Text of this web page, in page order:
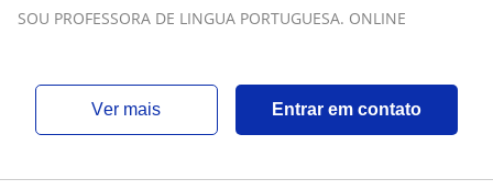
SOU PROFESSORA DE LINGUA PORTUGUESA. ONLINE
ver mais Entrar em contato